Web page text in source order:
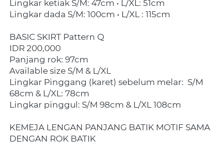
Lingkar ketiak S/M: 47cm • L/XL: 51cm
Lingkar dada S/M: 100cm • L/XL : 115cm
BASIC SKIRT Pattern Q
IDR 200,000
Panjang rok: 97cm
Available size S/M & L/XL
Lingkar Pinggang (karet) sebelum melar:  S/M
68cm & L/XL: 78cm
Lingkar pinggul: S/M 98cm & L/XL 108cm
KEMEJA LENGAN PANJANG BATIK MOTIF SAMA
DENGAN ROK BATIK